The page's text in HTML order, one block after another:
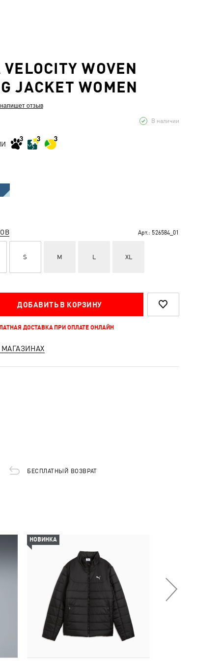
WOVEN
JACKET WOMEN
отзыв
В наличии
Арт.: 526584_01
S M L XL
ДОБАВИТЬ В КОРЗИНУ
ДОСТАВКА ПРИ ОПЛАТЕ ОНЛАЙН
БЕСПЛАТНЫЙ ВОЗВРАТ
НОВИНКА